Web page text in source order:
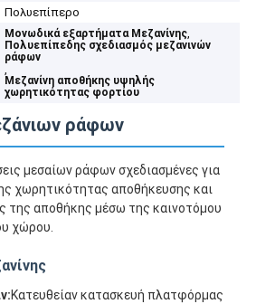
Πολυεπίπερο
Μονωδικά εξαρτήματα Μεζανίνης,
Πολυεπίπεδης σχεδιασμός μεζανινών
ράφων
,
Μεζανίνη αποθήκης υψηλής
χωρητικότητας φορτίου
ράφων
μεσαίων ράφων σχεδιασμένες για
χωρητικότητας αποθήκευσης και
της αποθήκης μέσω της καινοτόμου
χώρου.
Κατευθείαν κατασκευή πλατφόρμας